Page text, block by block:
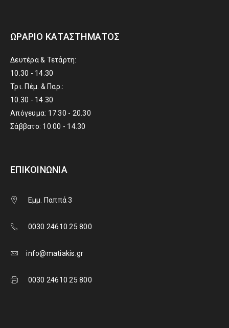
ΩΡΆΡΙΟ ΚΑΤΑΣΤΉΜΑΤΟΣ
Δευτέρα & Τετάρτη:
10.30 - 14.30
Τρι. Πέμ. & Παρ.:
10.30 - 14.30
Απόγευμα: 17.30 - 20.30
Σάββατο: 10.00 - 14.30
ΕΠΙΚΟΙΝΩΝΊΑ
Εμμ. Παππά 3
0030 24610 25 800
info@matiakis.gr
0030 24610 25 800